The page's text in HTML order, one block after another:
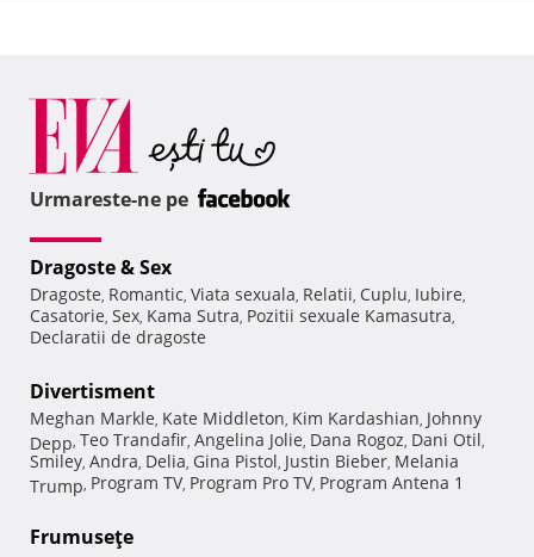
Urmareste-ne pe
Dragoste & Sex
Dragoste, Romantic, Viata sexuala, Relatii, Cuplu, Iubire,
Casatorie, Sex, Kama Sutra, Pozitii sexuale Kamasutra,
Declaratii de dragoste
Divertisment
Meghan Markle, Kate Middleton, Kim Kardashian, Johnny
Depp, Teo Trandafir, Angelina Jolie, Dana Rogoz, Dani Otil,
Smiley, Andra, Delia, Gina Pistol, Justin Bieber, Melania
Trump, Program TV, Program Pro TV, Program Antena 1
Frumuseţe